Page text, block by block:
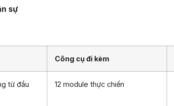
sự
Công cụ đi kèm
từ đầu 12 module thực chiến